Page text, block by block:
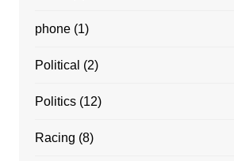
phone(1)
Political (2)
Politics(12)
Racing (8)